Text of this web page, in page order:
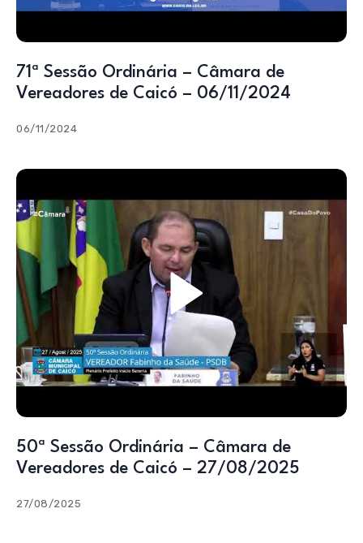
71ª Sessão Ordinária – Câmara de
Vereadores de Caicó – 06/11/2024
06/11/2024
50ª Sessão Ordinária – Câmara de
Vereadores de Caicó – 27/08/2025
27/08/2025